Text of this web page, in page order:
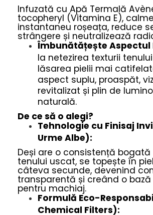
Infuzată cu Apă Termală
tocopheryl (Vitamina E),
instantaneu roșeața, reduce
strângere și neutralizează
Îmbunătățește Aspectul
la netezirea texturii
lăsarea pielii mai
aspect suplu, proaspăt,
revitalizat și plin de
naturală.
De ce să o alegi?
Tehnologie cu Finisaj
Urme Albe):
Deși are o consistență
tenului uscat, se topește în
câteva secunde, devenind
transparentă și creând o
pentru machiaj.
Formulă Eco-
Chemical Filters):